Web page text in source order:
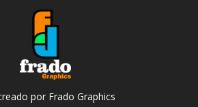
por Frado Graphics